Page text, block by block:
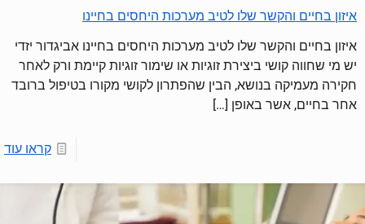
איזון בחיים והקשר שלו לטיב מערכות היחסים בחיינו
איזון בחיים והקשר שלו לטיב מערכות היחסים בחיינו אביגדור יזדי
יש מי שחווה קושי ביצירת זוגיות או שימור זוגיות קיימת ורק לאחר
חקירה מעמיקה בנושא, הבין שהפתרון לקושי מקורו בטיפול ברובד
אחר בחיים, אשר באופן […]
קראו עוד